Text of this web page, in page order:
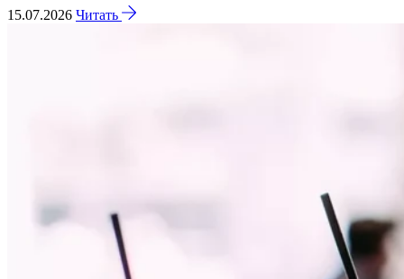
15.07.2026 Читать